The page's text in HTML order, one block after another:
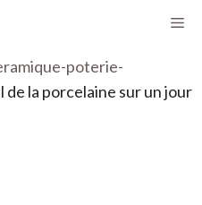
poterie-
la porcelaine sur un jour